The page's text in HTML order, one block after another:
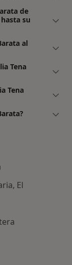
de
su
al
Tena
Tena
El